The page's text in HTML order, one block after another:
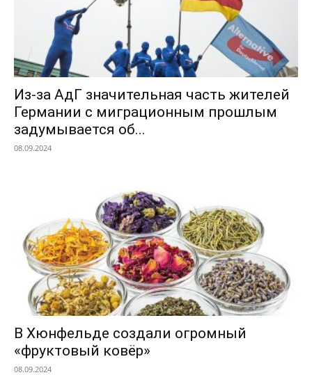
Из-за АдГ значительная часть жителей
Германии с миграционным прошлым
задумывается об...
08.09.2024
В Хюнфельде создали огромный
«фруктовый ковёр»
08.09.2024